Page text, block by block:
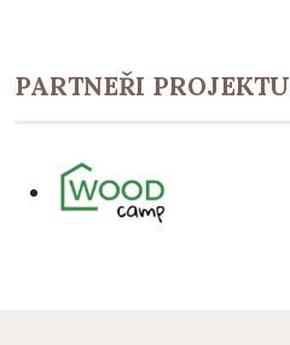
PARTNEŘI PROJEKTU